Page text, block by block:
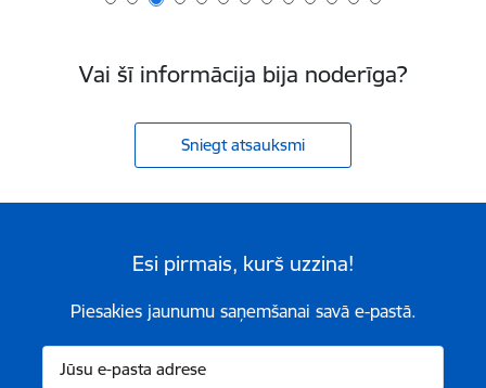
Vai šī informācija bija noderīga?
Sniegt atsauksmi
Esi pirmais, kurš uzzina!
Piesakies jaunumu saņemšanai savā e-pastā.